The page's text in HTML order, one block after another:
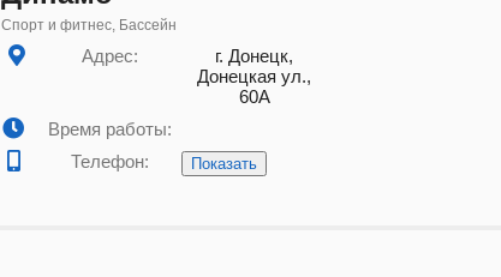
Спорт и фитнес, Бассейн
Адрес:
г. Донецк,
Донецкая ул.,
60А
Время работы:
Телефон:
Показать